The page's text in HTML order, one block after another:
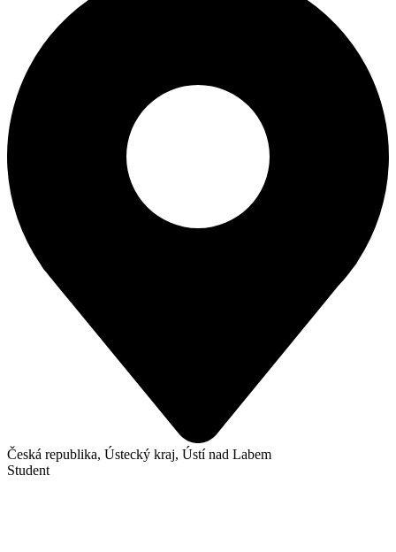
Česká republika, Ústecký kraj, Ústí nad Labem
Student